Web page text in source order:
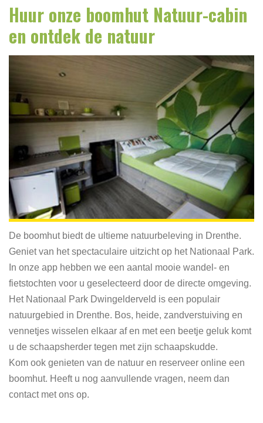
Huur onze boomhut Natuur-cabin
en ontdek de natuur
De boomhut biedt de ultieme natuurbeleving in Drenthe.
Geniet van het spectaculaire uitzicht op het Nationaal Park.
In onze app hebben we een aantal mooie wandel- en
fietstochten voor u geselecteerd door de directe omgeving.
Het Nationaal Park Dwingelderveld is een populair
natuurgebied in Drenthe. Bos, heide, zandverstuiving en
vennetjes wisselen elkaar af en met een beetje geluk komt
u de schaapsherder tegen met zijn schaapskudde.
Kom ook genieten van de natuur en reserveer online een
boomhut. Heeft u nog aanvullende vragen, neem dan
contact met ons op.